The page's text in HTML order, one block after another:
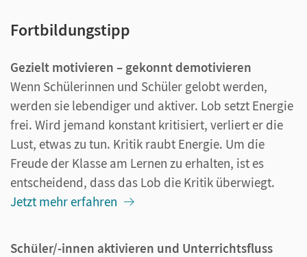
Fortbildungstipp
Gezielt motivieren – gekonnt demotivieren
Wenn Schülerinnen und Schüler gelobt werden,
werden sie lebendiger und aktiver. Lob setzt Energie
frei. Wird jemand konstant kritisiert, verliert er die
Lust, etwas zu tun. Kritik raubt Energie. Um die
Freude der Klasse am Lernen zu erhalten, ist es
entscheidend, dass das Lob die Kritik überwiegt.
Jetzt mehr erfahren
Schüler/-innen aktivieren und Unterrichtsfluss